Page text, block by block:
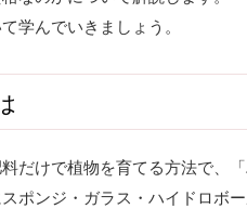
学んでいきましょう。
だけで植物を育てる方法で、
ポンジ・ガラス・ハイドロボ